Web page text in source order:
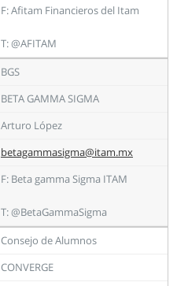
F: Afitam Financieros del Itam
T: @AFITAM
BGS
BETA GAMMA SIGMA
Arturo López
betagammasigma@itam.mx
F: Beta gamma Sigma ITAM
T: @BetaGammaSigma
Consejo de Alumnos
CONVERGE